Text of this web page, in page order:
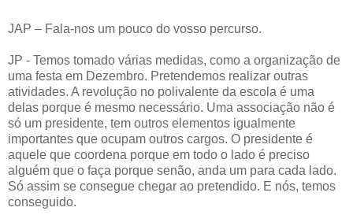
JAP – Fala-nos um pouco do vosso percurso.
JP - Temos tomado várias medidas, como a organização de
uma festa em Dezembro. Pretendemos realizar outras
atividades. A revolução no polivalente da escola é uma
delas porque é mesmo necessário. Uma associação não é
só um presidente, tem outros elementos igualmente
importantes que ocupam outros cargos. O presidente é
aquele que coordena porque em todo o lado é preciso
alguém que o faça porque senão, anda um para cada lado.
Só assim se consegue chegar ao pretendido. E nós, temos
conseguido.